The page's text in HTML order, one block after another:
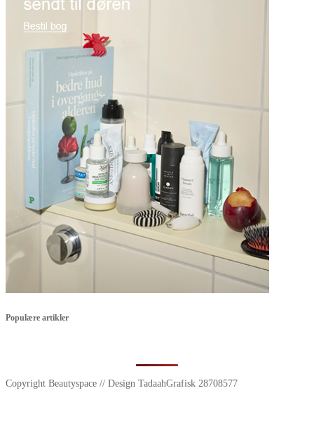
Populære artikler
Copyright Beautyspace // Design TadaahGrafisk 28708577